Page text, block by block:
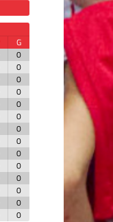
G
0
0
0
0
0
0
0
0
0
0
0
0
0
0